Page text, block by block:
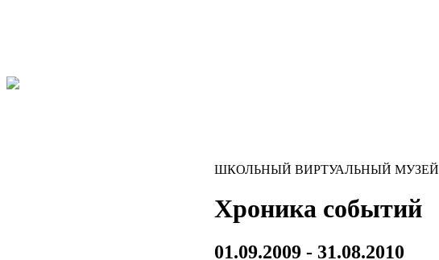
ШКОЛЬНЫЙ ВИРТУАЛЬНЫЙ МУЗЕЙ
Хроника событий
01.09.2009 - 31.08.2010